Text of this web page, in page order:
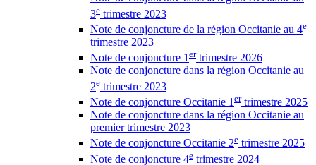
3e trimestre 2023
Note de conjoncture de la région Occitanie au 4e
trimestre 2023
Note de conjoncture 1 ertrimestre 2026
Note de conjoncture dans la région Occitanie au
2e trimestre 2023
Note de conjoncture Occitanie 1 ertrimestre 2025
Note de conjoncture dans la région Occitanie au
premier trimestre 2023
Note de conjoncture Occitanie 2e trimestre 2025
Note de conjoncture 4e trimestre 2024